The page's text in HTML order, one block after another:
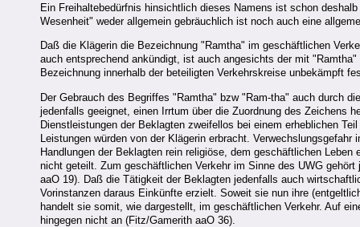
Ein Freihaltebedürfnis hinsichtlich dieses Namens ist schon
Wesenheit" weder allgemein gebräuchlich ist noch auch eine
Daß die Klägerin die Bezeichnung "Ramtha" im geschäftlichen
auch entsprechend ankündigt, ist auch angesichts der mit
Bezeichnung innerhalb der beteiligten Verkehrskreise unbekämpft
Der Gebrauch des Begriffes "Ramtha" bzw "Ram-tha" auch durch
jedenfalls geeignet, einen Irrtum über die Zuordnung des Zeichens
Dienstleistungen der Beklagten zweifellos bei einem erheblichen
Leistungen würden von der Klägerin erbracht.
Handlungen der Beklagten rein religiöse, dem geschäftlichen
nicht geteilt. Zum geschäftlichen Verkehr im Sinne des UWG
aaO 19). Daß die Tätigkeit der Beklagten jedenfalls auch
Vorinstanzen daraus Einkünfte erzielt. Soweit sie nun ihre
handelt sie somit, wie dargestellt, im geschäftlichen Verkehr. Auf
hingegen nicht an (Fitz/Gamerith aaO 36).